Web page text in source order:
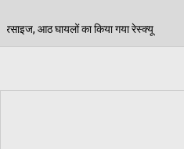
06/08/2026 पेड़ जन्म